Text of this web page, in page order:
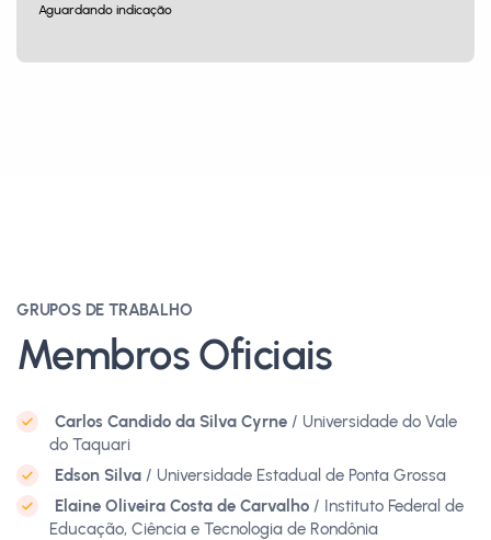
Aguardando indicação
GRUPOS DE TRABALHO
Membros Oficiais
Carlos Candido da Silva Cyrne / Universidade do Vale
do Taquari
Edson Silva / Universidade Estadual de Ponta Grossa
Elaine Oliveira Costa de Carvalho / Instituto Federal de
Educação, Ciência e Tecnologia de Rondônia